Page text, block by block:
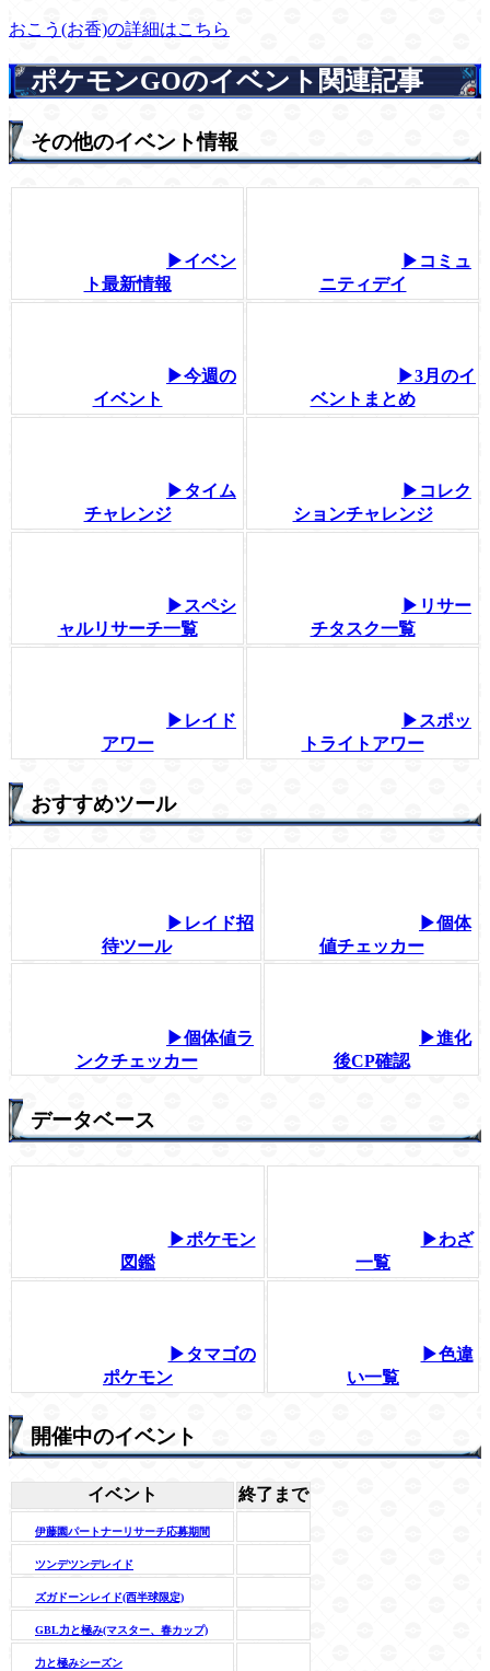
おこう(お香)の詳細はこちら
ポケモンGOのイベント関連記事
その他のイベント情報
▶イベン
ト最新情報
▶コミュ
ニティデイ
▶今週の
イベント
▶3月のイ
ベントまとめ
▶タイム
チャレンジ
▶コレク
ションチャレンジ
▶スペシ
ャルリサーチ一覧
▶リサー
チタスク一覧
▶レイド
アワー
▶スポッ
トライトアワー
おすすめツール
▶レイド招
待ツール
▶個体
値チェッカー
▶個体値ラ
ンクチェッカー
▶進化
後CP確認
データベース
▶ポケモン
図鑑
▶わざ
一覧
▶タマゴの
ポケモン
▶色違
い一覧
開催中のイベント
イベント 終了まで
伊藤園パートナーリサーチ応募期間
ツンデツンデレイド
ズガドーンレイド(西半球限定)
GBL力と極み(マスター、春カップ)
力と極みシーズン